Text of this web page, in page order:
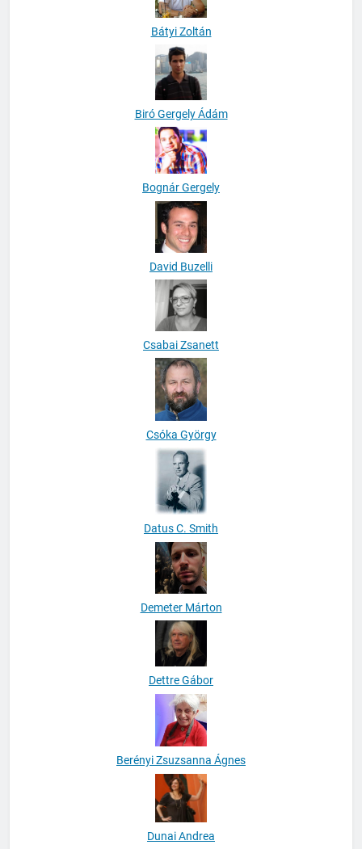
Bátyi Zoltán
Biró Gergely Ádám
Bognár Gergely
David Buzelli
Csabai Zsanett
Csóka György
Datus C. Smith
Demeter Márton
Dettre Gábor
Berényi Zsuzsanna Ágnes
Dunai Andrea